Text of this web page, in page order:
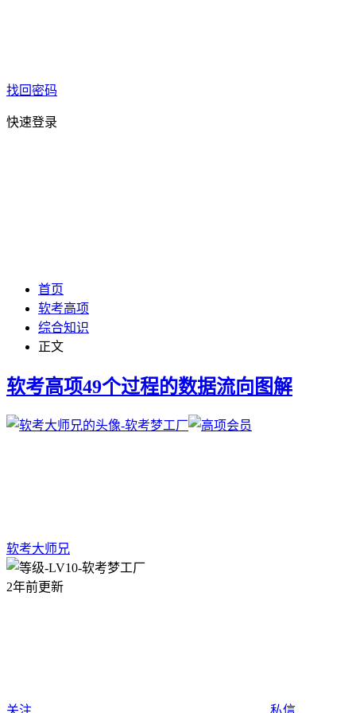
找回密码
快速登录
首页
软考高项
综合知识
正文
软考高项49个过程的数据流向图解
软考大师兄
2年前更新
关注 私信